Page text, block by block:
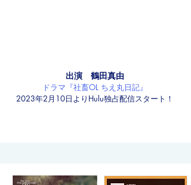
出演 鶴田真由
ドラマ『社畜OL ちえ丸日記』
2023年2月10日よりHulu独占配信スタート！